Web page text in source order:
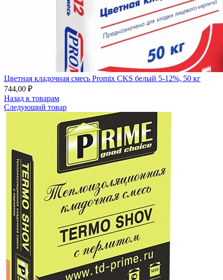
Цветная кладочная смесь Promix CKS белый 5-12%, 50 кг
744,00 ₽
Назад к товарам
Следующий товар